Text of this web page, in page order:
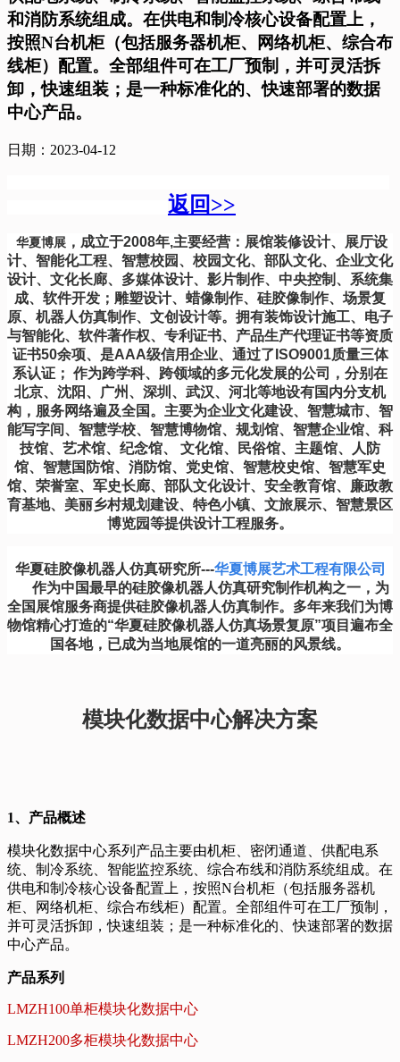
和消防系统组成。在供电和制冷核心设备配置上，
按照N台机柜（包括服务器机柜、网络机柜、综合布
线柜）配置。全部组件可在工厂预制，并可灵活拆
卸，快速组装；是一种标准化的、快速部署的数据
中心产品。
日期：2023-04-12
返回>>
华夏博展 ，成立于2008年,主要经营：展馆装修设计、展厅设
计、智能化工程、智慧校园、校园文化、部队文化、企业文化
设计、文化长廊、多媒体设计、影片制作、中央控制、系统集
成、软件开发；雕塑设计、蜡像制作、硅胶像制作、场景复
原、机器人仿真制作、文创设计等。拥有装饰设计施工、电子
与智能化、软件著作权、专利证书、产品生产代理证书等资质
证书50余项、是AAA级信用企业、通过了ISO9001质量三体
系认证； 作为跨学科、跨领域的多元化发展的公司，分别在
北京、沈阳、广州、深圳、武汉、河北等地设有国内分支机
构，服务网络遍及全国。主要为企业文化建设、智慧城市、智
能写字间、智慧学校、智慧博物馆、规划馆、智慧企业馆、科
技馆、艺术馆、纪念馆、 文化馆、民俗馆、主题馆、人防
馆、智慧国防馆、消防馆、党史馆、智慧校史馆、智慧军史
馆、荣誉室、军史长廊、部队文化设计、安全教育馆、廉政教
育基地、美丽乡村规划建设、特色小镇、文旅展示、智慧景区
博览园等提供设计工程服务。
华夏硅胶像机器人仿真研究所---华夏博展艺术工程有限公司
作为中国最早的硅胶像机器人仿真研究制作机构之一，为
全国展馆服务商提供硅胶像机器人仿真制作。多年来我们为博
物馆精心打造的“华夏硅胶像机器人仿真场景复原”项目遍布全
国各地，已成为当地展馆的一道亮丽的风景线。
模块化数据中心解决方案
1、产品概述
模块化数据中心系列产品主要由机柜、密闭通道、供配电系
统、制冷系统、智能监控系统、综合布线和消防系统组成。在
供电和制冷核心设备配置上，按照N台机柜（包括服务器机
柜、网络机柜、综合布线柜）配置。全部组件可在工厂预制，
并可灵活拆卸，快速组装；是一种标准化的、快速部署的数据
中心产品。
产品系列
LMZH100单柜模块化数据中心
LMZH200多柜模块化数据中心